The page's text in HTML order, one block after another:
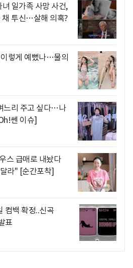
일가족 사망 사건,
채 투신…살해 의혹?
렇게 예뻤나…물의
느리 주고 싶다…나
쎈 이슈]
스 급매로 내놨다
라" [순간포착]
컴백 확정..신곡
표